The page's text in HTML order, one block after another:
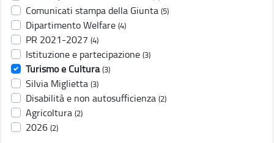
Comunicati stampa della Giunta (5)
Dipartimento Welfare (4)
PR 2021-2027 (4)
Istituzione e partecipazione (3)
Turismo e Cultura (3)
Silvia Miglietta (3)
Disabilità e non autosufficienza (2)
Agricoltura (2)
2026 (2)